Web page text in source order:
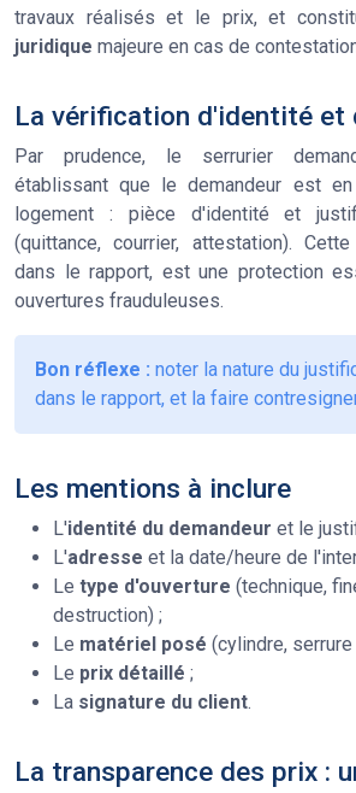
travaux réalisés et le prix, et
juridique majeure en cas de
La vérification d'identité et
Par prudence, le serrurier
établissant que le demandeur est
logement : pièce d'identité et
(quittance, courrier, attestation).
dans le rapport, est une protection
ouvertures frauduleuses.
Bon réflexe : noter la nature du
dans le rapport, et la faire
Les mentions à inclure
L'identité du demandeur et le
L'adresse et la date/heure de
Le type d'ouverture (technique,
destruction) ;
Le matériel posé (cylindre,
Le prix détaillé ;
La signature du client.
La transparence des prix :